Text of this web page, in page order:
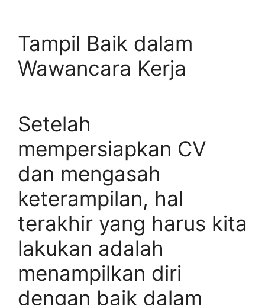
Tampil Baik dalam
Wawancara Kerja
Setelah
mempersiapkan CV
dan mengasah
keterampilan, hal
terakhir yang harus kita
lakukan adalah
menampilkan diri
dengan baik dalam